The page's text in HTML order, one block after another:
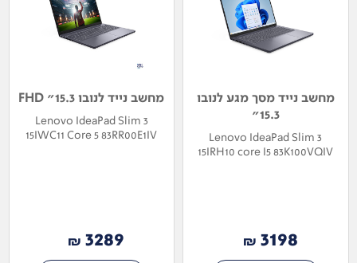
מחשב נייד מסך מגע לנובו
15.3"
Lenovo IdeaPad Slim 3
15IRH10 core I5 83K100VQIV
3198
₪
מחשב נייד לנובו 15.3" FHD
Lenovo IdeaPad Slim 3
15IWC11 Core 5 83RR00E1IV
3289
₪